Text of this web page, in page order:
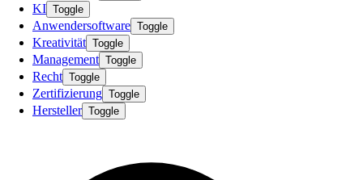
KI Toggle
Anwendersoftware Toggle
Kreativität Toggle
Management Toggle
Recht Toggle
Zertifizierung Toggle
Hersteller Toggle